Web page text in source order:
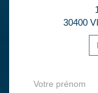
30400